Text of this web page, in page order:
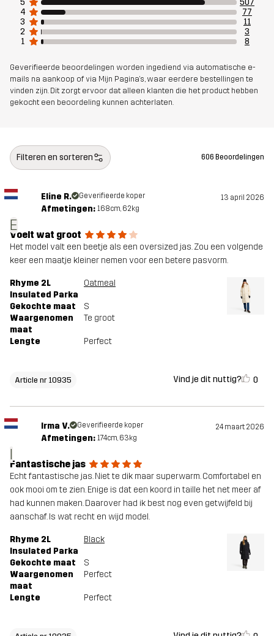
Artikelnummer 10935_2593
4
77
3
11
2
3
1
8
Geverifieerde beoordelingen worden ingediend via automatische e-
mails na aankoop of via Mijn Pagina's, waar eerdere bestellingen te
vinden zijn. Dit zorgt ervoor dat alleen klanten die het product hebben
gekocht een beoordeling kunnen achterlaten.
Filteren en sorteren 606 Beoordelingen
E
Eline R. Geverifieerde koper 13 april 2026
Afmetingen: 168cm, 62kg
Voelt wat groot
Het model valt een beetje als een oversized jas. Zou een volgende
keer een maatje kleiner nemen voor een betere pasvorm.
Rhyme 2L
Insulated Parka
Oatmeal
Gekochte maat
S
Waargenomen
maat
Te groot
Lengte Perfect
Article nr 10935 Vind je dit nuttig? 0
I
Irma V. Geverifieerde koper 24 maart 2026
Afmetingen: 174cm, 63kg
Fantastische jas
Echt fantastische jas. Niet te dik maar superwarm. Comfortabel en
ook mooi om te zien. Enige is dat een koord in taille het net meer af
had kunnen maken. Daarover had ik best nog even getwijfeld bij
aanschaf. Is wat recht en wijd model.
Rhyme 2L
Insulated Parka
Black
Gekochte maat
S
Waargenomen
maat
Perfect
Lengte Perfect